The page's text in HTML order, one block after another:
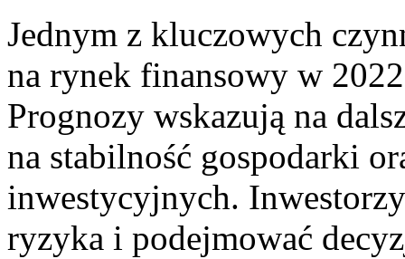
Jednym z kluczowych
na rynek​ finansowy w
Prognozy wskazują na
na stabilność gospodarki
inwestycyjnych.
ryzyka i podejmować